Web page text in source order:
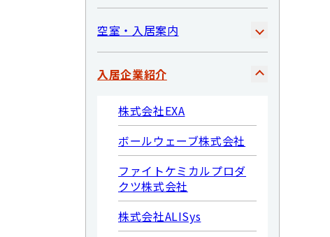
空室・入居案内
入居企業紹介
株式会社EXA
ボールウェーブ株式会社
ファイトケミカルプロダ
クツ株式会社
株式会社ALISys